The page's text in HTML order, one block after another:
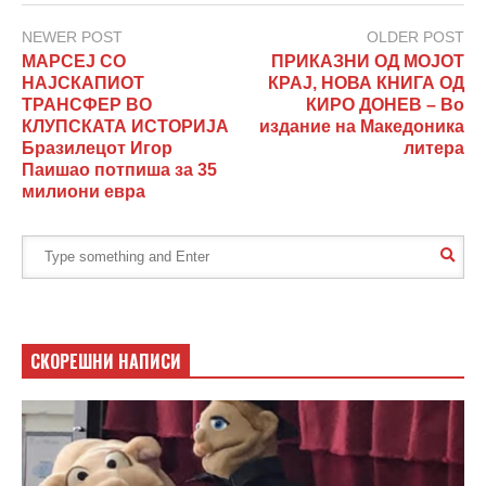
NEWER POST
МАРСЕЈ СО
НАЈСКАПИОТ
ТРАНСФЕР ВО
КЛУПСКАТА ИСТОРИЈА
Бразилецот Игор
Паишао потпиша за 35
милиони евра
OLDER POST
ПРИКАЗНИ ОД МОЈОТ
КРАЈ, НОВА КНИГА ОД
КИРО ДОНЕВ – Во
издание на Македоника
литера
СКОРЕШНИ НАПИСИ